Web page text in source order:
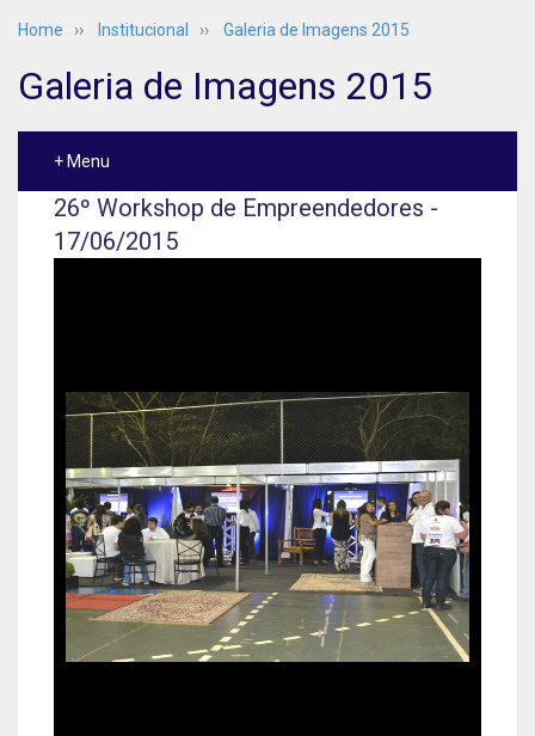
Home ›› Institucional ›› Galeria de Imagens 2015
Galeria de Imagens 2015
+ Menu
26º Workshop de Empreendedores -
17/06/2015